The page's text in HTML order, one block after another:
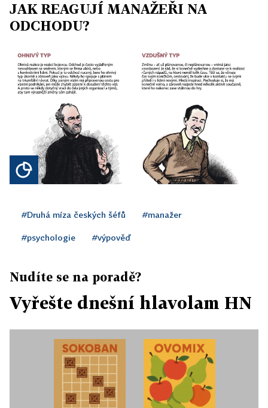
JAK REAGUJÍ MANAŽEŘI NA
ODCHODU?
#Druhá míza českých šéfů #manažer
#psychologie #výpověď
Nudíte se na poradě?
Vyřešte dnešní hlavolam HN